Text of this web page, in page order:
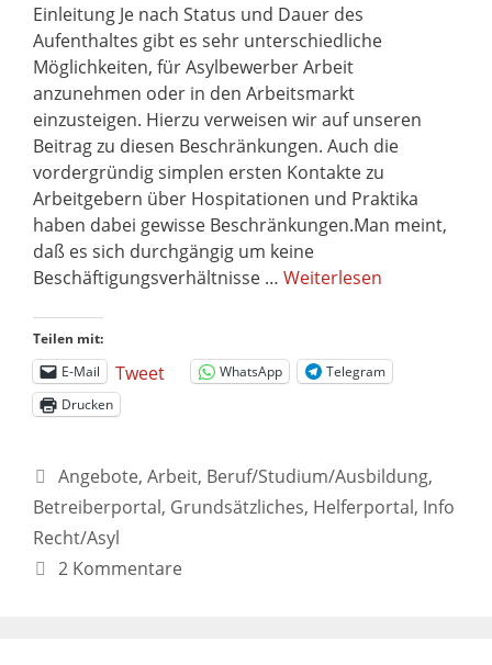
Einleitung Je nach Status und Dauer des
Aufenthaltes gibt es sehr unterschiedliche
Möglichkeiten, für Asylbewerber Arbeit
anzunehmen oder in den Arbeitsmarkt
einzusteigen. Hierzu verweisen wir auf unseren
Beitrag zu diesen Beschränkungen. Auch die
vordergründig simplen ersten Kontakte zu
Arbeitgebern über Hospitationen und Praktika
haben dabei gewisse Beschränkungen.Man meint,
daß es sich durchgängig um keine
Beschäftigungsverhältnisse … Weiterlesen
Teilen mit:
E-Mail
Tweet WhatsApp
Telegram
Drucken
Angebote, Arbeit, Beruf/Studium/Ausbildung,
Betreiberportal, Grundsätzliches, Helferportal, Info
Recht/Asyl
2 Kommentare